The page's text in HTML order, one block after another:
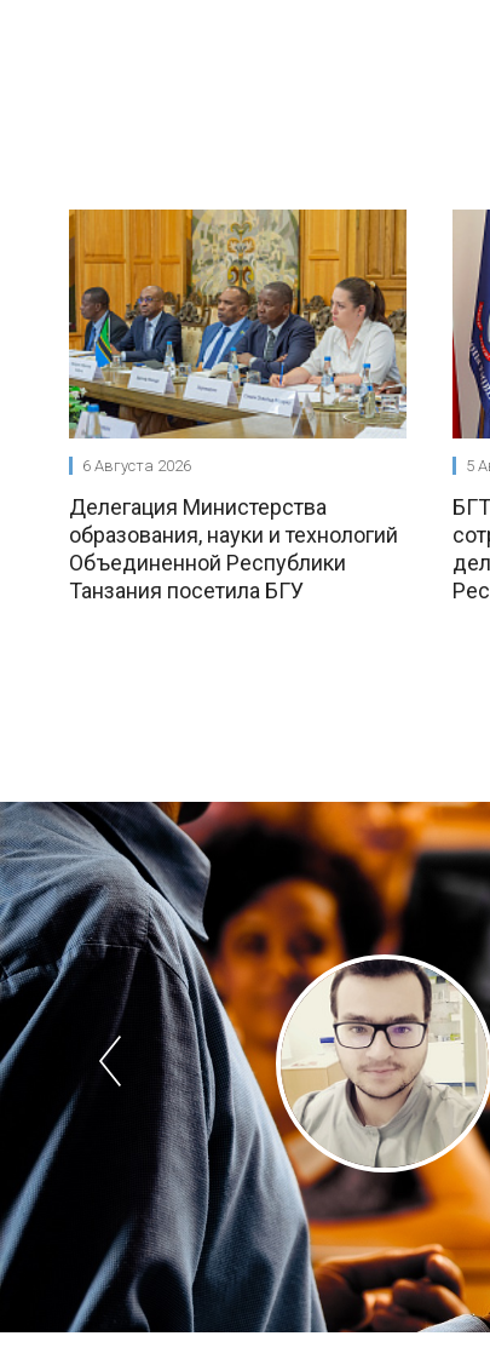
6 Августа 2026
Делегация Министерства
образования, науки и технологий
Объединенной Республики
Танзания посетила БГУ
5